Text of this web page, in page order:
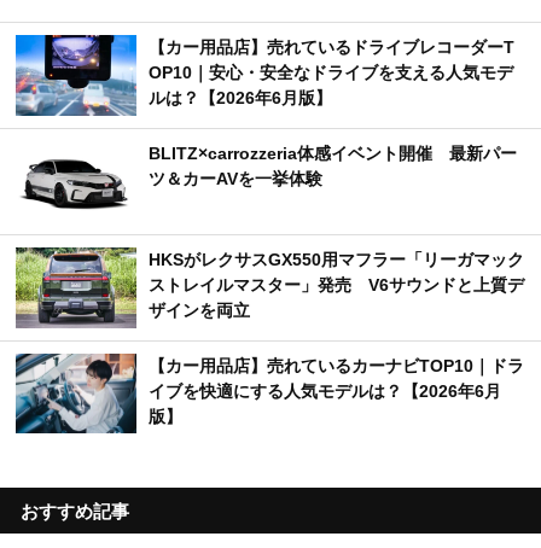
【カー用品店】売れているドライブレコーダーT
OP10｜安心・安全なドライブを支える人気モデ
ルは？【2026年6月版】
BLITZ×carrozzeria体感イベント開催 最新パー
ツ＆カーAVを一挙体験
HKSがレクサスGX550用マフラー「リーガマック
ストレイルマスター」発売 V6サウンドと上質デ
ザインを両立
【カー用品店】売れているカーナビTOP10｜ドラ
イブを快適にする人気モデルは？【2026年6月
版】
おすすめ記事